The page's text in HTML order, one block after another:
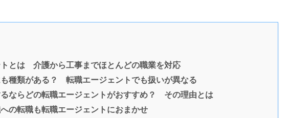
とは 介護から工事までほとんどの職業を対応
種類がある？ 転職エージェントでも扱いが異なる
ならどの転職エージェントがおすすめ？ その理由とは
の転職も転職エージェントにおまかせ